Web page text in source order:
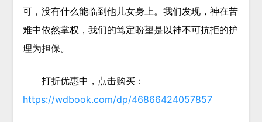
可，没有什么能临到他儿女身上。我们发现，神在苦
难中依然掌权，我们的笃定盼望是以神不可抗拒的护
理为担保。
打折优惠中，点击购买：
https://wdbook.com/dp/46866424057857